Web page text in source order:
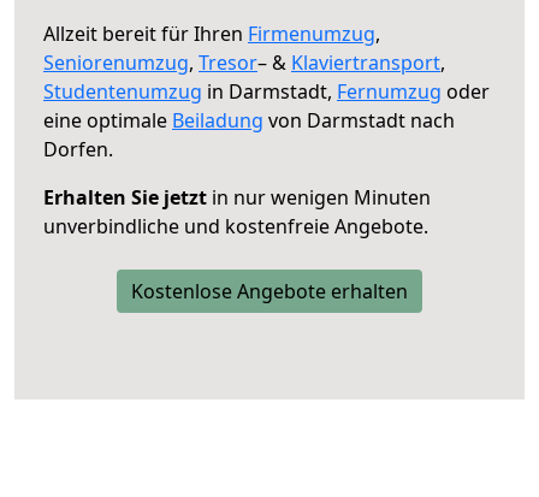
Allzeit bereit für Ihren Firmenumzug,
Seniorenumzug, Tresor– & Klaviertransport,
Studentenumzug in Darmstadt, Fernumzug oder
eine optimale Beiladung von Darmstadt nach
Dorfen.
Erhalten Sie jetzt in nur wenigen Minuten
unverbindliche und kostenfreie Angebote.
Kostenlose Angebote erhalten